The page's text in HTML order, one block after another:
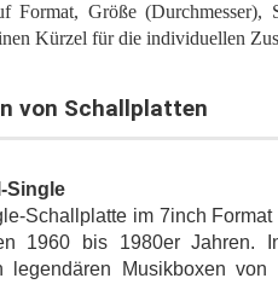
Format, Größe
Kürzel für die individuellen
von Schallplatten
Single
Schallplatte im 7inch
1960 bis 1980er Jahren.
legendären Musikboxen